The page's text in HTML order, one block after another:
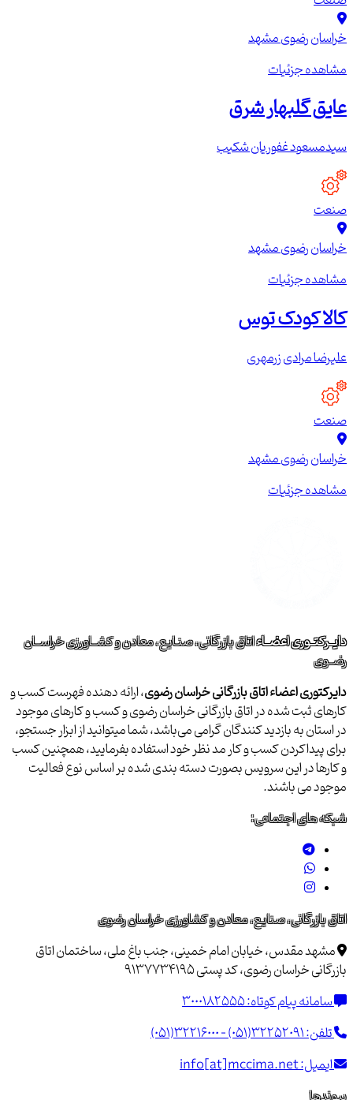
خراسان رضویمشهد
مشاهده جزئیات
عایق گلبهار شرق
سیدمسعود غفوریان شکیب
صنعت
خراسان رضویمشهد
مشاهده جزئیات
کالا کودک توس
علیرضا مرادی زرمهری
صنعت
خراسان رضویمشهد
مشاهده جزئیات
دایــرکتــوری اعضــاءاتاق بازرگانی، صنـایع، معادن و کشــاورزی خراســان
رضــوی
دایرکتوری اعضاء اتاق بازرگانی خراسان رضوی، ارائه دهنده فهرست کسب و
کارهای ثبت شده در اتاق بازرگانی خراسان رضوی و کسب و کارهای موجود
در استان به بازدید کنندگان گرامی می‌باشد، شما میتوانید از ابزار جستجو،
برای پیداکردن کسب و کار مد نظر خود استفاده بفرمایید، همچنین کسب
و کارها در این سرویس بصورت دسته بندی شده بر اساس نوع فعالیت
موجود می باشند.
شبکه های اجتماعی:
اتاق بازرگانی، صنایع، معادن و کشاورزی خراسان رضوی
مشهد مقدس، خیابان امام خمینی، جنب باغ ملی، ساختمان اتاق
بازرگانی خراسان رضوی، کد پستی 9137734195
سامانه پیام کوتاه:3000182555
تلفن:(051)32216000 - (051)32252091
ایمیل:info[at]mccima.net